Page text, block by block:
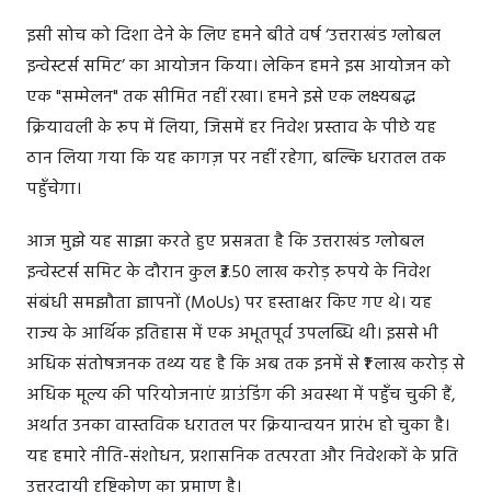
इसी सोच को दिशा देने के लिए हमने बीते वर्ष ‘उत्तराखंड ग्लोबल
इन्वेस्टर्स समिट’ का आयोजन किया। लेकिन हमने इस आयोजन को
एक "सम्मेलन" तक सीमित नहीं रखा। हमने इसे एक लक्ष्यबद्ध
क्रियावली के रूप में लिया, जिसमें हर निवेश प्रस्ताव के पीछे यह
ठान लिया गया कि यह कागज़ पर नहीं रहेगा, बल्कि धरातल तक
पहुँचेगा।
आज मुझे यह साझा करते हुए प्रसन्नता है कि उत्तराखंड ग्लोबल
इन्वेस्टर्स समिट के दौरान कुल ₹3.50 लाख करोड़ रुपये के निवेश
संबंधी समझौता ज्ञापनों (MoUs) पर हस्ताक्षर किए गए थे। यह
राज्य के आर्थिक इतिहास में एक अभूतपूर्व उपलब्धि थी। इससे भी
अधिक संतोषजनक तथ्य यह है कि अब तक इनमें से ₹1 लाख करोड़ से
अधिक मूल्य की परियोजनाएं ग्राउंडिंग की अवस्था में पहुँच चुकी हैं,
अर्थात उनका वास्तविक धरातल पर क्रियान्वयन प्रारंभ हो चुका है।
यह हमारे नीति-संशोधन, प्रशासनिक तत्परता और निवेशकों के प्रति
उत्तरदायी दृष्टिकोण का प्रमाण है।